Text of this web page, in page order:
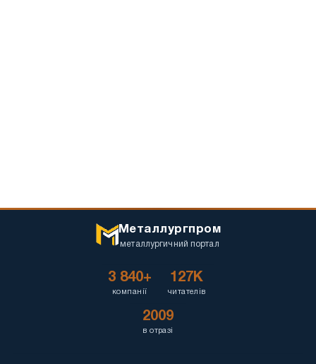
Металлургпром
металлургичний портал
3 840+
компанії
127K
читателів
2009
в отразі